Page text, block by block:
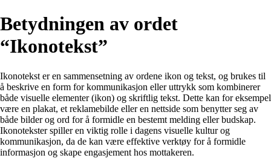
Betydningen av ordet
“Ikonotekst”
Ikonotekst er en sammensetning av ordene ikon og tekst, og brukes til
å beskrive en form for kommunikasjon eller uttrykk som kombinerer
både visuelle elementer (ikon) og skriftlig tekst. Dette kan for eksempel
være en plakat, et reklamebilde eller en nettside som benytter seg av
både bilder og ord for å formidle en bestemt melding eller budskap.
Ikonotekster spiller en viktig rolle i dagens visuelle kultur og
kommunikasjon, da de kan være effektive verktøy for å formidle
informasjon og skape engasjement hos mottakeren.